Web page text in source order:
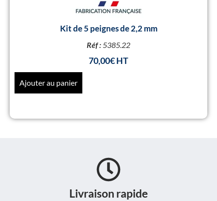
Kit de 5 peignes de 2,2 mm
Réf :5385.22
70,00€
Ajouter au panier
Livraison rapide